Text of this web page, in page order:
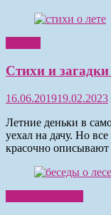
Стихи и загадки
16.06.201919.02.2023
Летние деньки в
уехал на дачу. Но
красочно описывают